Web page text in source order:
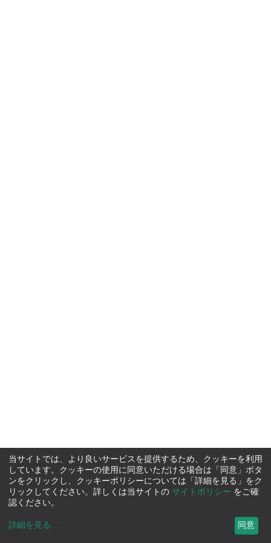
当サイトでは、より良いサービスを提供するため、クッキーを利用
しています。クッキーの使用に同意いただける場合は「同意」ボタ
ンをクリックし、クッキーポリシーについては「詳細を見る」をク
リックしてください。詳しくは当サイトの サイトポリシー をご確
認ください。
詳細を見る ... 同意